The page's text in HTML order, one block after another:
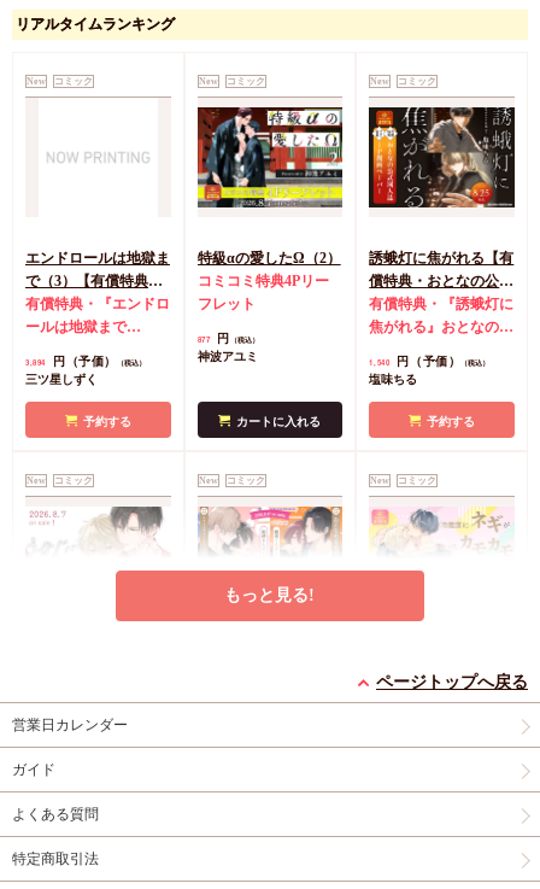
リアルタイムランキング
New コミック
エンドロールは地獄ま
で（3）【有償特典・
小冊子＋箔押しA5ア
クリルボード】
有償特典・『エンドロ
ールは地獄まで
典・『エンドロールは
しA5アクリルボード
コミコミ特典8P小冊
風A5イラストカード
3,894 円（予価） （税込）
三ツ星しずく
予約する
New コミック
特級αの愛したΩ（2）
コミコミ特典4Pリー
フレット
877 円 （税込）
神波アユミ
カートに入れる
New コミック
誘蛾灯に焦がれる【有
償特典・おとなの公式
同人誌】
有償特典・『誘蛾灯に
焦がれる』おとなの公
典漫画ペーパー
1,540 円（予価） （税込）
塩味ちる
予約する
New コミック
有償特典・『うなじに
恋の痕』12P小冊子
1,295
永乃あづみ
カートに入れる
New コミック
ず【有償】+柴崎さん
償】』【8/17締切！予
選)】
2冊セット購入特典・
子＆ミニクリアカード
くらげと恋知らず』お
償特典・『柴崎さんの
New コミック
カモカモ【有償特典・
小冊子】【予約キャン
ら受付開始】
有償特典・『冷蔵庫に
モ』12P小冊子 店舗共
New コミック New コミック New コミック
もっと見る!
ページトップへ戻る
営業日カレンダー
ガイド
よくある質問
特定商取引法